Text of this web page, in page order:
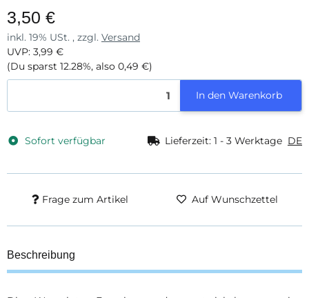
3,50 €
inkl. 19% USt. , zzgl. Versand
UVP: 3,99 €
(Du sparst 12.28%, also 0,49 €)
In den Warenkorb
Sofort verfügbar Lieferzeit: 1 - 3 Werktage DE
Frage zum Artikel Auf Wunschzettel
Beschreibung